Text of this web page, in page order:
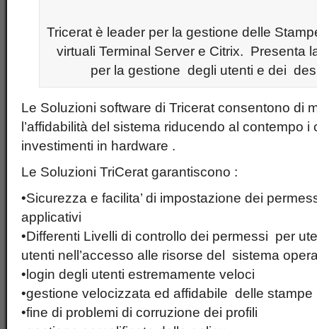
Tricerat è leader per la gestione delle
virtuali Terminal Server e Citrix. Presenta
per la gestione degli utenti e dei
Le Soluzioni software di Tricerat consentono di
l’affidabilità del sistema riducendo al contempo
investimenti in hardware .
Le Soluzioni TriCerat garantiscono :
•Sicurezza e facilita’ di impostazione dei
applicativi
•Differenti Livelli di controllo dei permessi per
utenti nell’accesso alle risorse del sistema
•login degli utenti estremamente veloci
•gestione velocizzata ed affidabile delle stampe
•fine di problemi di corruzione dei profili